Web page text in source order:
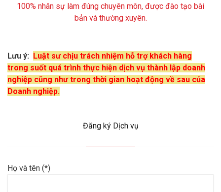
100% nhân sự làm đúng chuyên môn, được đào tạo bài
bản và thường xuyên.
Lưu ý:
Luật sư chịu trách nhiệm hỗ trợ khách hàng
trong suốt quá trình thực hiện dịch vụ thành lập doanh
nghiệp cũng như trong thời gian hoạt động về sau của
Doanh nghiệp.
Đăng ký Dịch vụ
Họ và tên (*)